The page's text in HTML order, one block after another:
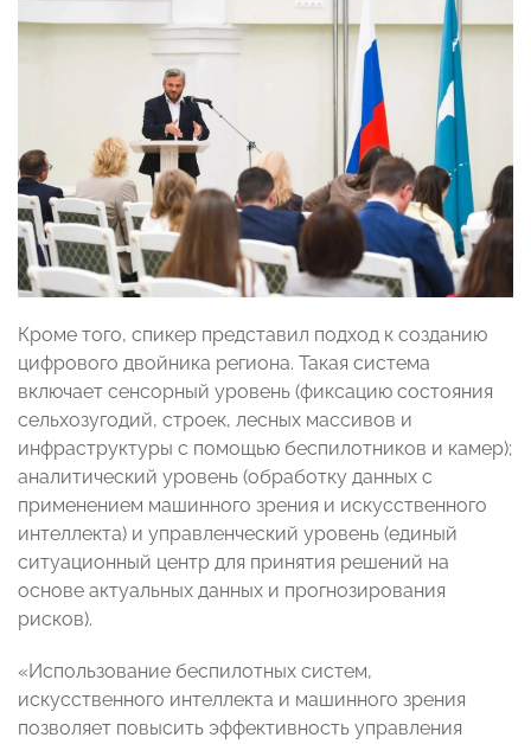
Кроме того, спикер представил подход к созданию
цифрового двойника региона. Такая система
включает сенсорный уровень (фиксацию состояния
сельхозугодий, строек, лесных массивов и
инфраструктуры с помощью беспилотников и камер);
аналитический уровень (обработку данных с
применением машинного зрения и искусственного
интеллекта) и управленческий уровень (единый
ситуационный центр для принятия решений на
основе актуальных данных и прогнозирования
рисков).
«Использование беспилотных систем,
искусственного интеллекта и машинного зрения
позволяет повысить эффективность управления